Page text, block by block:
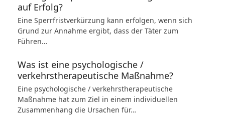
auf Erfolg?
Eine Sperrfristverkürzung kann erfolgen, wenn sich
Grund zur Annahme ergibt, dass der Täter zum
Führen…
Was ist eine psychologische /
verkehrstherapeutische Maßnahme?
Eine psychologische / verkehrstherapeutische
Maßnahme hat zum Ziel in einem individuellen
Zusammenhang die Ursachen für…